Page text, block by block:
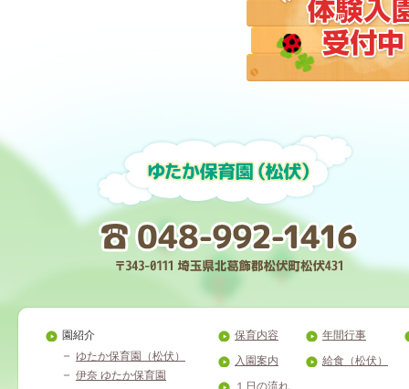
園紹介
ゆたか保育園（松伏）
伊奈 ゆたか保育園
保育内容
入園案内
１日の流れ
年間行事
給食（松伏）